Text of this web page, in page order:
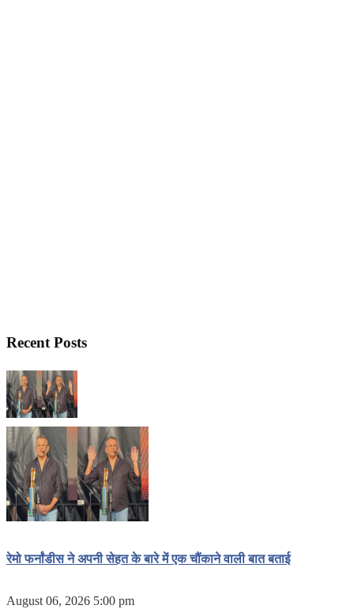
Recent Posts
रेमो फर्नांडीस ने अपनी सेहत के बारे में एक चौंकाने वाली बात बताई
August 06, 2026 5:00 pm